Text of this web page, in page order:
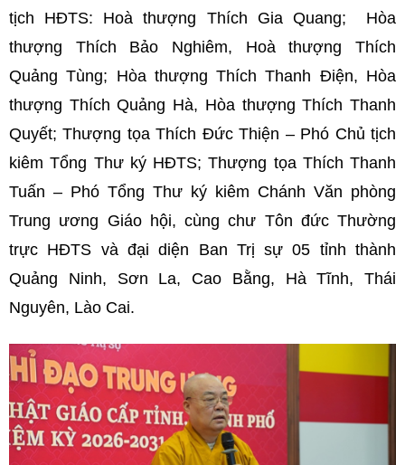
tịch HĐTS: Hoà thượng Thích Gia Quang; Hòa
thượng Thích Bảo Nghiêm, Hoà thượng Thích
Quảng Tùng; Hòa thượng Thích Thanh Điện, Hòa
thượng Thích Quảng Hà, Hòa thượng Thích Thanh
Quyết; Thượng tọa Thích Đức Thiện – Phó Chủ tịch
kiêm Tổng Thư ký HĐTS; Thượng tọa Thích Thanh
Tuấn – Phó Tổng Thư ký kiêm Chánh Văn phòng
Trung ương Giáo hội, cùng chư Tôn đức Thường
trực HĐTS và đại diện Ban Trị sự 05 tỉnh thành
Quảng Ninh, Sơn La, Cao Bằng, Hà Tĩnh, Thái
Nguyên, Lào Cai.